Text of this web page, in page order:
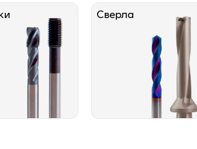
Сверла